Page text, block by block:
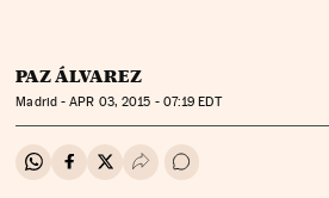
PAZ ÁLVAREZ
Madrid -APR 03, 2015 - 07:19 EDT
Compartir en Whatsapp
Compartir en Facebook
Compartir en Twitter
Desplegar Redes
Ir a los